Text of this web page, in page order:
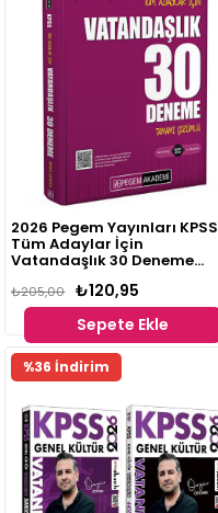
2026 Pegem Yayınları KPSS
Tüm Adaylar İçin
Vatandaşlık 30 Deneme
Tamamı Çözümlü
₺120,95
₺205,00
Sepete Ekle
%36 İndirim